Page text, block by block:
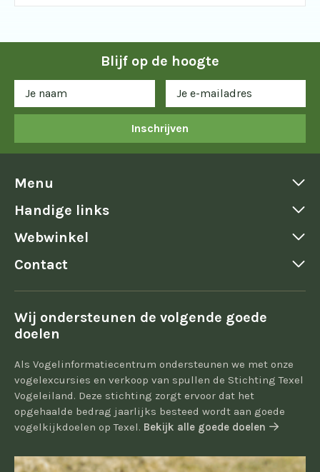
Blijf op de hoogte
Inschrijven
Menu
Handige links
Webwinkel
Contact
Wij ondersteunen de volgende goede
doelen
Als Vogelinformatiecentrum ondersteunen we met onze
vogelexcursies en verkoop van spullen de Stichting Texel
Vogeleiland. Deze stichting zorgt ervoor dat het
opgehaalde bedrag jaarlijks besteed wordt aan goede
vogelkijkdoelen op Texel. Bekijk alle goede doelen